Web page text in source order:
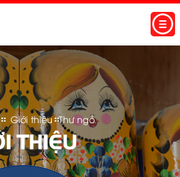
Giới thiệu thư ngỏ
THIỆU